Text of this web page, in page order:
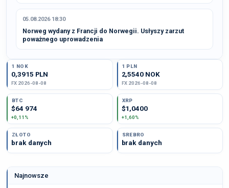
05.08.2026 18:30
Norweg wydany z Francji do Norwegii. Usłyszy zarzut
poważnego uprowadzenia
1 NOK
0,3915 PLN
FX 2026-08-08
1 PLN
2,5540 NOK
FX 2026-08-08
BTC
$64 974
+0,11%
XRP
$1,0400
+1,60%
ZŁOTO
brak danych
SREBRO
brak danych
Najnowsze